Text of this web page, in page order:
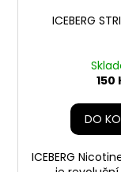
ICEBERG
150
DO
ICEBERG